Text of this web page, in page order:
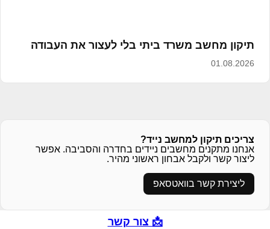
תיקון מחשב משרד ביתי בלי לעצור את העבודה
01.08.2026
צריכים תיקון למחשב נייד?
אנחנו מתקנים מחשבים ניידים בחדרה והסביבה. אפשר
ליצור קשר ולקבל אבחון ראשוני מהיר.
ליצירת קשר בוואטסאפ
📩 צור קשר